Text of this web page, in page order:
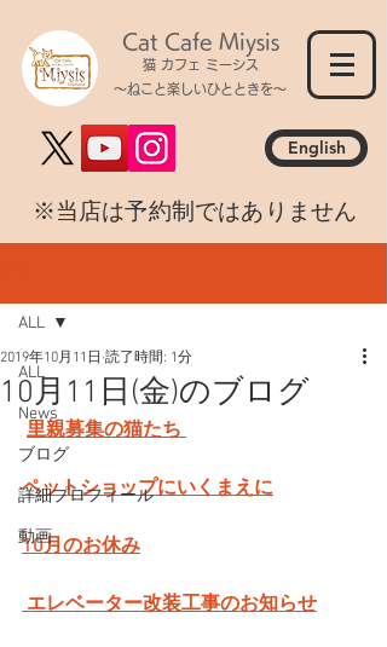
Cat Cafe Miysis
猫 カフェ ミーシス
～ねこと楽しいひとときを～
English
​※当店は予約制ではありません
ALL
News
ブログ
詳細プロフィール
動画
ALL
10月11日(金)のブログ
2019年10月11日 読了時間: 1分
里親募集の猫たち
ペットショップにいくまえに
10月のお休み
エレベーター改装工事のお知らせ